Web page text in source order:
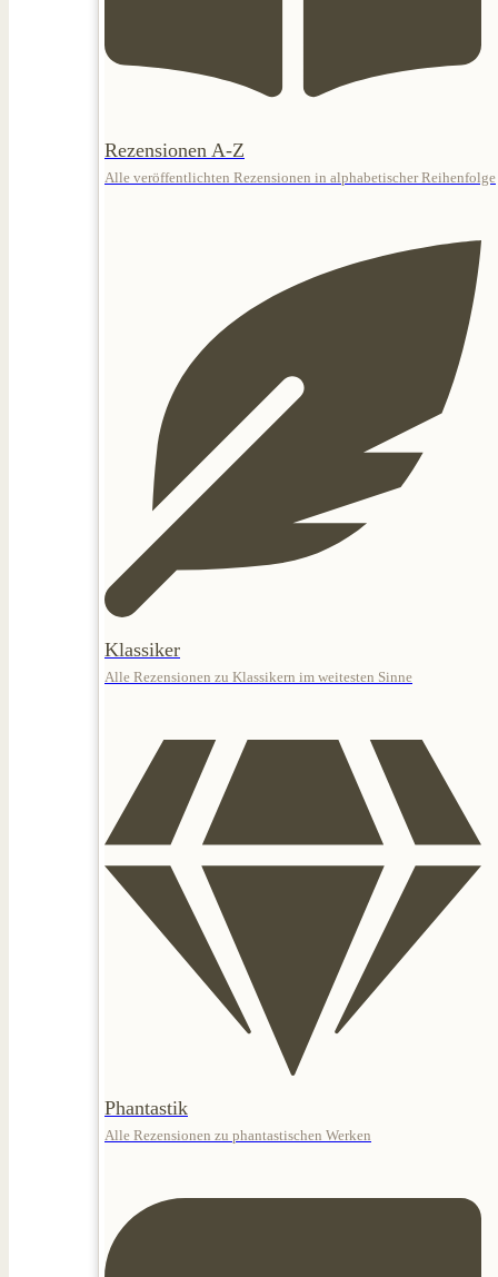
Rezensionen A-Z
Alle veröffentlichten Rezensionen in alphabetischer Reihenfolge
Klassiker
Alle Rezensionen zu Klassikern im weitesten Sinne
Phantastik
Alle Rezensionen zu phantastischen Werken